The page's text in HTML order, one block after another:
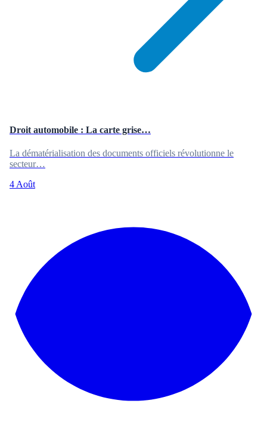
Droit automobile : La carte grise…
La dématérialisation des documents officiels révolutionne le
secteur…
4 Août